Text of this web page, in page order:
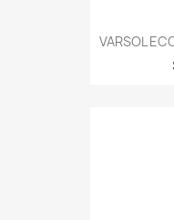
VARSOL